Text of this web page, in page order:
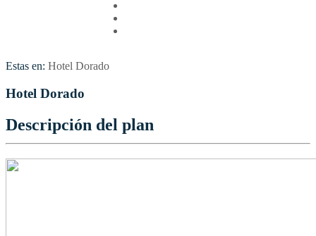
Estas en: Hotel Dorado
Hotel Dorado
Descripción del plan